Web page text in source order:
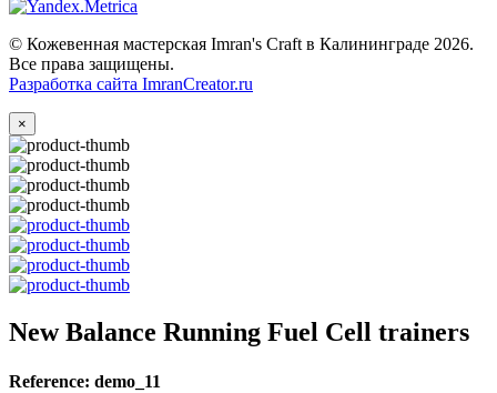
© Кожевенная мастерская Imran's Craft в Калининграде 2026.
Все права защищены.
Разработка сайта ImranCreator.ru
×
New Balance Running Fuel Cell trainers
Reference: demo_11